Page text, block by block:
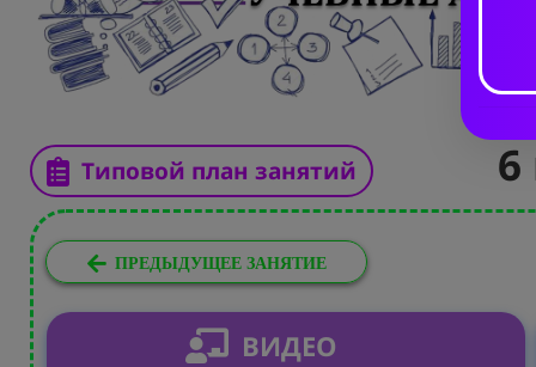
Типовой план занятий 6
ПРЕДЫДУЩЕЕ ЗАНЯТИЕ
ВИДЕО